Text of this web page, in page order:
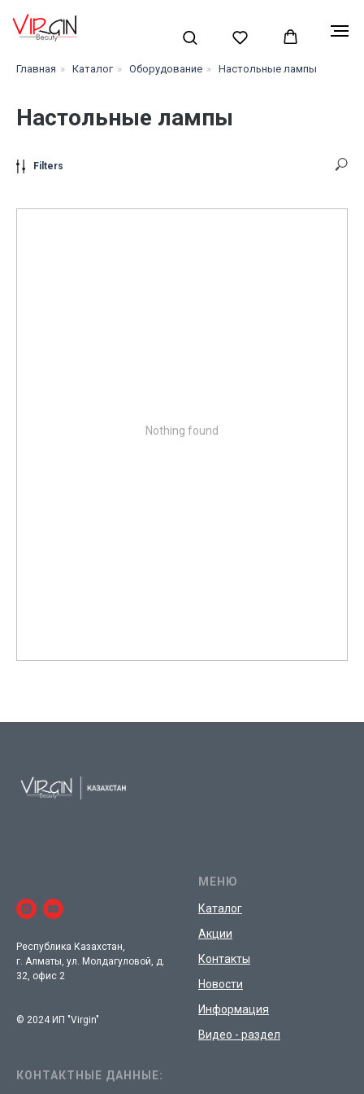
Главная » Каталог » Оборудование » Настольные лампы
Настольные лампы
Filters
Nothing found
Республика Казахстан,
г. Алматы, ул. Молдагуловой, д.
32, офис 2
© 2024 ИП "Virgin"
МЕНЮ
Каталог
Акции
Контакты
Новости
Информация
Видео - раздел
КОНТАКТНЫЕ ДАННЫЕ: